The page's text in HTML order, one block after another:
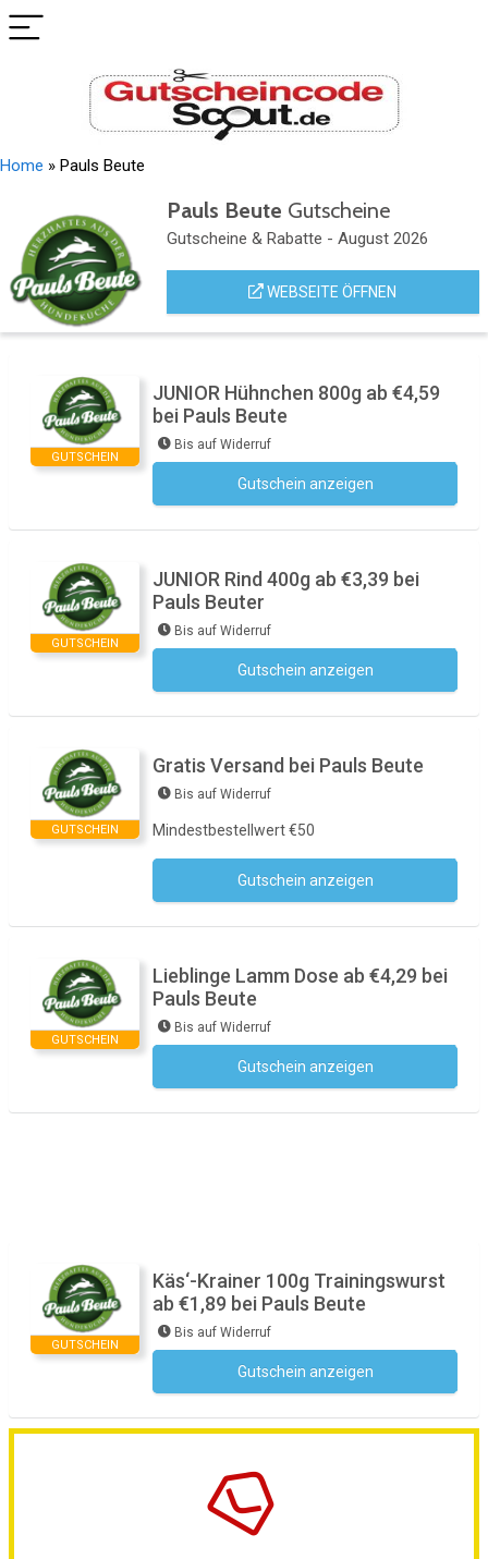
Home » Pauls Beute
Pauls Beute Gutscheine
Gutscheine & Rabatte - August 2026
WEBSEITE ÖFFNEN
GUTSCHEIN
JUNIOR Hühnchen 800g ab €4,59
bei Pauls Beute
Bis auf Widerruf
Gutschein anzeigen
GUTSCHEIN
JUNIOR Rind 400g ab €3,39 bei
Pauls Beuter
Bis auf Widerruf
Gutschein anzeigen
GUTSCHEIN
Gratis Versand bei Pauls Beute
Bis auf Widerruf
Mindestbestellwert €50
Gutschein anzeigen
GUTSCHEIN
Lieblinge Lamm Dose ab €4,29 bei
Pauls Beute
Bis auf Widerruf
Gutschein anzeigen
GUTSCHEIN
Käs‘-Krainer 100g Trainingswurst
ab €1,89 bei Pauls Beute
Bis auf Widerruf
Gutschein anzeigen